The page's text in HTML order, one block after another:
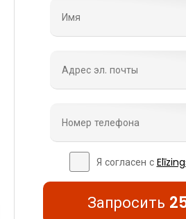
Я согласен с
Запросить